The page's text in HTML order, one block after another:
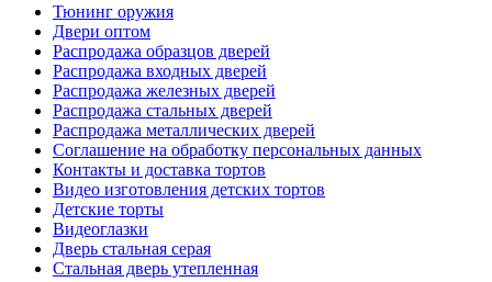
Тюнинг оружия
Двери оптом
Распродажа образцов дверей
Распродажа входных дверей
Распродажа железных дверей
Распродажа стальных дверей
Распродажа металлических дверей
Соглашение на обработку персональных данных
Контакты и доставка тортов
Видео изготовления детских тортов
Детские торты
Видеоглазки
Дверь стальная серая
Стальная дверь утепленная